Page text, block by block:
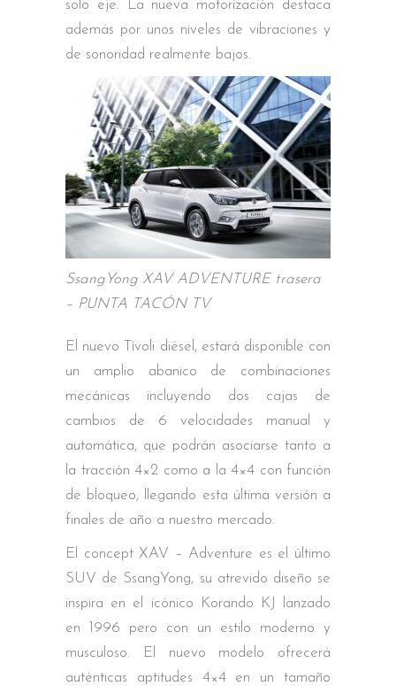
solo eje. La nueva motorización destaca
además por unos niveles de vibraciones y
de sonoridad realmente bajos.
SsangYong XAV ADVENTURE trasera
– PUNTA TACÓN TV
El nuevo Tívoli diésel, estará disponible con
un amplio abanico de combinaciones
mecánicas incluyendo dos cajas de
cambios de 6 velocidades manual y
automática, que podrán asociarse tanto a
la tracción 4×2 como a la 4×4 con función
de bloqueo, llegando esta última versión a
finales de año a nuestro mercado.
El concept XAV – Adventure es el último
SUV de SsangYong, su atrevido diseño se
inspira en el icónico Korando KJ lanzado
en 1996 pero con un estilo moderno y
musculoso. El nuevo modelo ofrecerá
auténticas aptitudes 4×4 en un tamaño